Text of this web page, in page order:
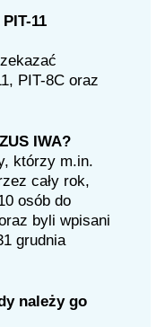
11
PIT-8C oraz
IWA?
którzy m.in.
cały rok,
osób do
byli wpisani
grudnia
należy go